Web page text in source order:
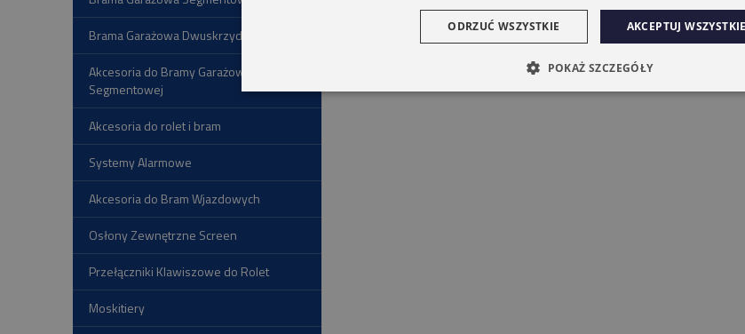
Brama Garażowa Dwuskrzydłowa
Akcesoria do Bramy Garażowej
Segmentowej
Akcesoria do rolet i bram
Systemy Alarmowe
Akcesoria do Bram Wjazdowych
Osłony Zewnętrzne Screen
Przełączniki Klawiszowe do Rolet
Moskitiery
AKCEPTUJ WSZYSTKIE
ODRZUĆ WSZYSTKIE
POKAŻ SZCZEGÓŁY